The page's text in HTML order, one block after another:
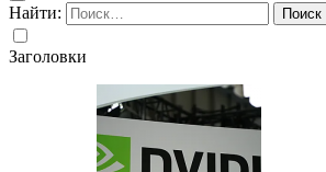
Найти:
Заголовки